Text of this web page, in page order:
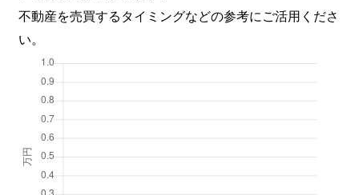
不動産を売買するタイミングなどの参考にご活用くださ
い。